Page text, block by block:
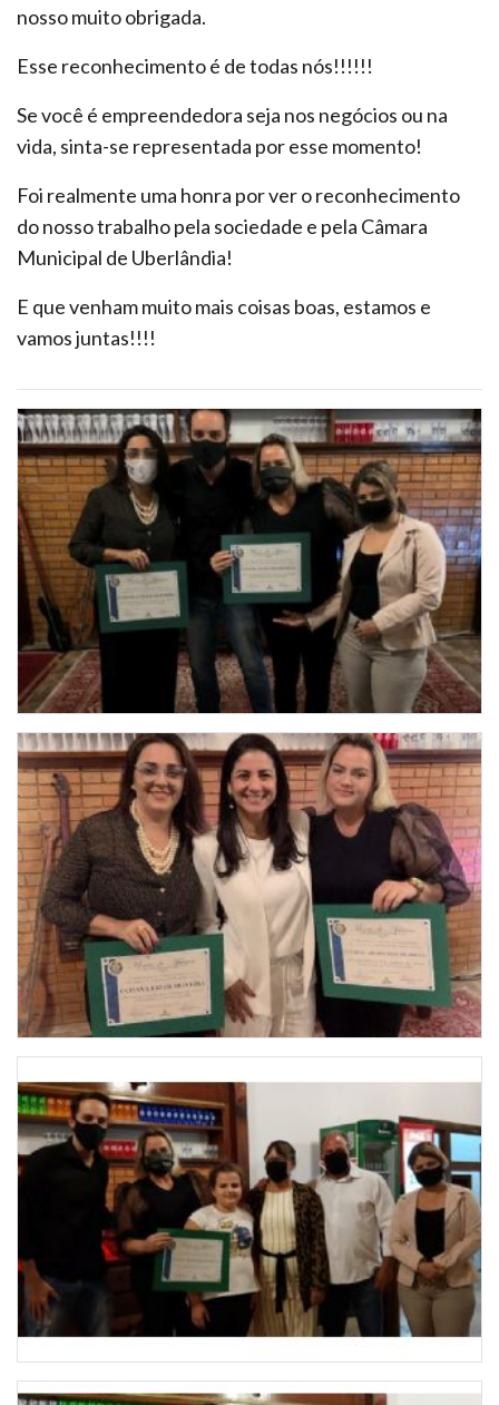
nosso muito obrigada.
Esse reconhecimento é de todas nós!!!!!!
Se você é empreendedora seja nos negócios ou na
vida, sinta-se representada por esse momento!
Foi realmente uma honra por ver o reconhecimento
do nosso trabalho pela sociedade e pela Câmara
Municipal de Uberlândia!
E que venham muito mais coisas boas, estamos e
vamos juntas!!!!